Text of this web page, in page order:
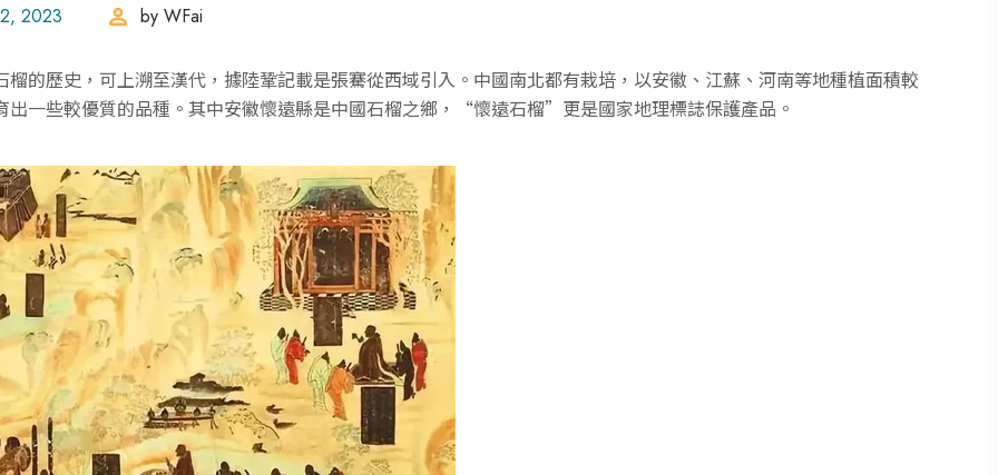
2023 by WFai
榴的歷史，可上溯至漢代，據陸鞏記載是張騫從西域引入。中國南北都有栽培，以安徽、江蘇、河南等地種植面積較
出一些較優質的品種。其中安徽懷遠縣是中國石榴之鄉，“懷遠石榴”更是國家地理標誌保護產品。